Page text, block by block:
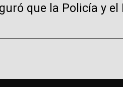
que la Policía y